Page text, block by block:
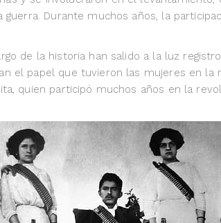
Durante muchos años, la
de la historia han salido a la luz
el papel que tuvieron las mujeres en la
quien participó muchos años en la